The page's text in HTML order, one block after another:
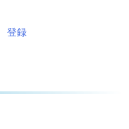
登録